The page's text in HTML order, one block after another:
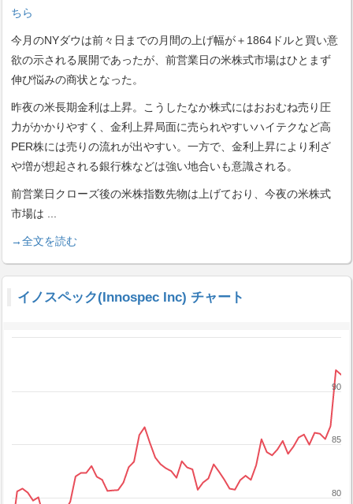
ちら
今月のNYダウは前々日までの月間の上げ幅が＋1864ドルと買い意
欲の示される展開であったが、前営業日の米株式市場はひとまず
伸び悩みの商状となった。
昨夜の米長期金利は上昇。こうしたなか株式にはおおむね売り圧
力がかかりやすく、金利上昇局面に売られやすいハイテクなど高
PER株には売りの流れが出やすい。一方で、金利上昇により利ざ
や増が想起される銀行株などは強い地合いも意識される。
前営業日クローズ後の米株指数先物は上げており、今夜の米株式
市場は
→全文を読む
イノスペック(Innospec Inc) チャート
80
85
90